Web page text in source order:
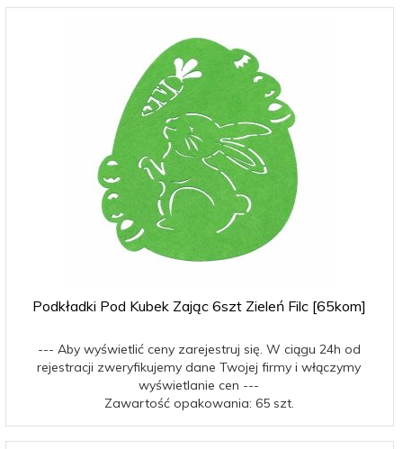
Podkładki Pod Kubek Zając 6szt Zieleń Filc [65kom]
--- Aby wyświetlić ceny zarejestruj się. W ciągu 24h od
rejestracji zweryfikujemy dane Twojej firmy i włączymy
wyświetlanie cen ---
Zawartość opakowania: 65 szt.